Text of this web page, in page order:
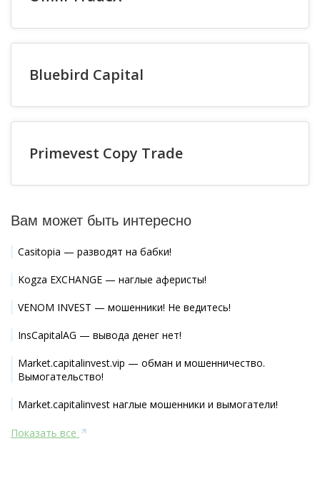
Bluebird Capital
Primevest Copy Trade
Вам может быть интересно
Casitopia — разводят на бабки!
Kogza EXCHANGE — наглые аферисты!
VENOM INVEST — мошенники! Не ведитесь!
InsCapitalAG — вывода денег нет!
Market.capitalinvest.vip — обман и мошенничество.
Вымогательство!
Market.capitalinvest наглые мошенники и вымогатели!
Показать все